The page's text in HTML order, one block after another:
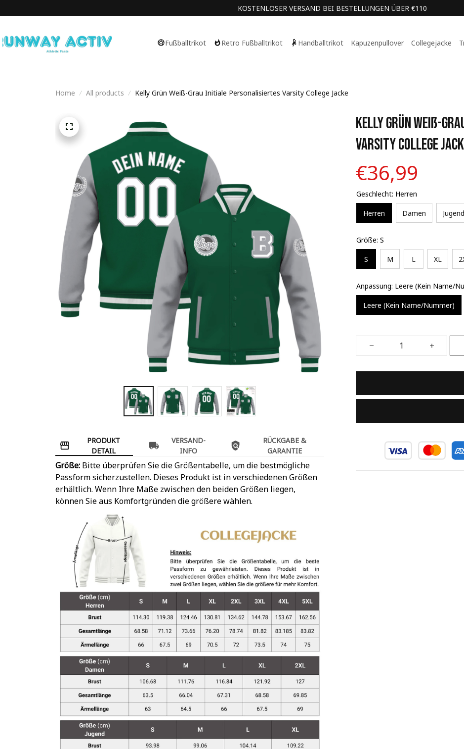
KOSTENLOSER VERSAND BEI BESTELLUNGEN ÜBER €110
Fußballtrikot Retro Fußballtrikot Handballtrikot Kapuzenpullover Collegejacke
Home All products Kelly Grün Weiß-Grau Initiale Personalisiertes Varsity College Jacke
PRODUKT
DETAIL
VERSAND-
INFO
RÜCKGABE &
GARANTIE
Größe: Bitte überprüfen Sie die Größentabelle, um die bestmögliche
Passform sicherzustellen. Dieses Produkt ist in verschiedenen Größen
erhältlich. Wenn Ihre Maße zwischen den beiden Größen liegen,
können Sie aus Komfortgründen die größere wählen.
Kelly Grün Weiß-
Varsity College
€36,99
Geschlecht: Herren
Herren Damen Jugend
Größe: S
S M L XL
Anpassung: Leere (Kein Name/
Leere (Kein Name/Nummer)